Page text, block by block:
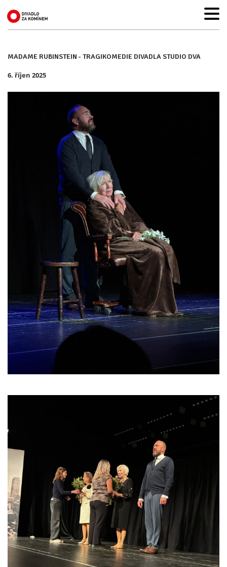
MADAME RUBINSTEIN - TRAGIKOMEDIE DIVADLA STUDIO DVA
6. říjen 2025